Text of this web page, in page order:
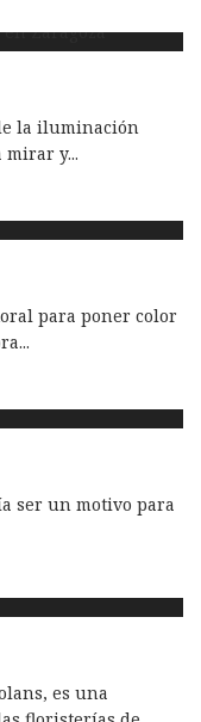
la iluminación
mirar y...
para poner color
...
ser un motivo para
es una